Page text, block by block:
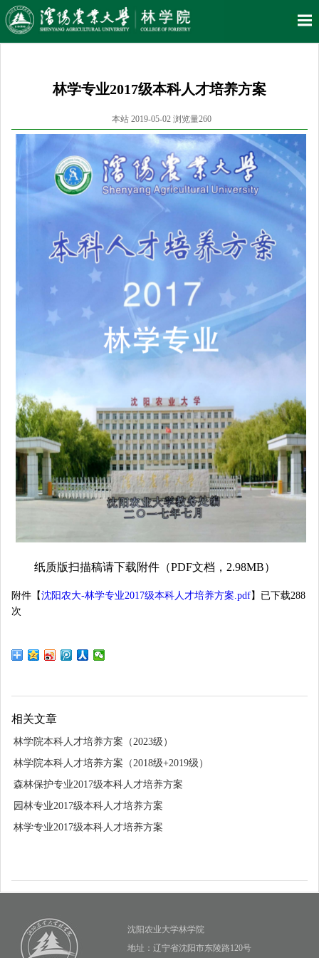
林学专业2017级本科人才培养方案
本站 2019-05-02 浏览量260
纸质版扫描稿请下载附件（PDF文档，2.98MB）
附件【沈阳农大-林学专业2017级本科人才培养方案.pdf】已下载288
次
相关文章
林学院本科人才培养方案（2023级）
林学院本科人才培养方案（2018级+2019级）
森林保护专业2017级本科人才培养方案
园林专业2017级本科人才培养方案
林学专业2017级本科人才培养方案
沈阳农业大学林学院
地址：辽宁省沈阳市东陵路120号